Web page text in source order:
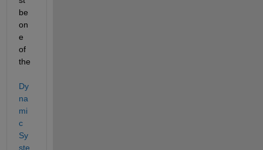
be
on
e
of
Dy
na
mi
c
Sy
ste